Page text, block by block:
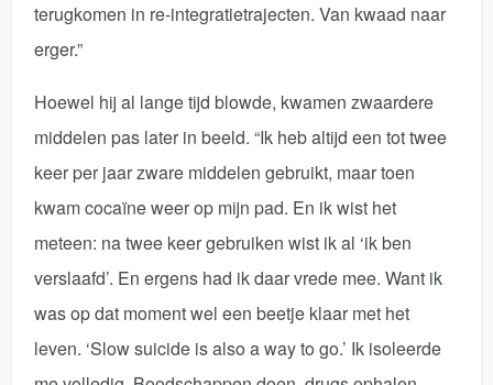
terugkomen in re-integratietrajecten. Van kwaad naar
erger.”
Hoewel hij al lange tijd blowde, kwamen zwaardere
middelen pas later in beeld. “Ik heb altijd een tot twee
keer per jaar zware middelen gebruikt, maar toen
kwam cocaïne weer op mijn pad. En ik wist het
meteen: na twee keer gebruiken wist ik al ‘ik ben
verslaafd’. En ergens had ik daar vrede mee. Want ik
was op dat moment wel een beetje klaar met het
leven. ‘Slow suicide is also a way to go.’ Ik isoleerde